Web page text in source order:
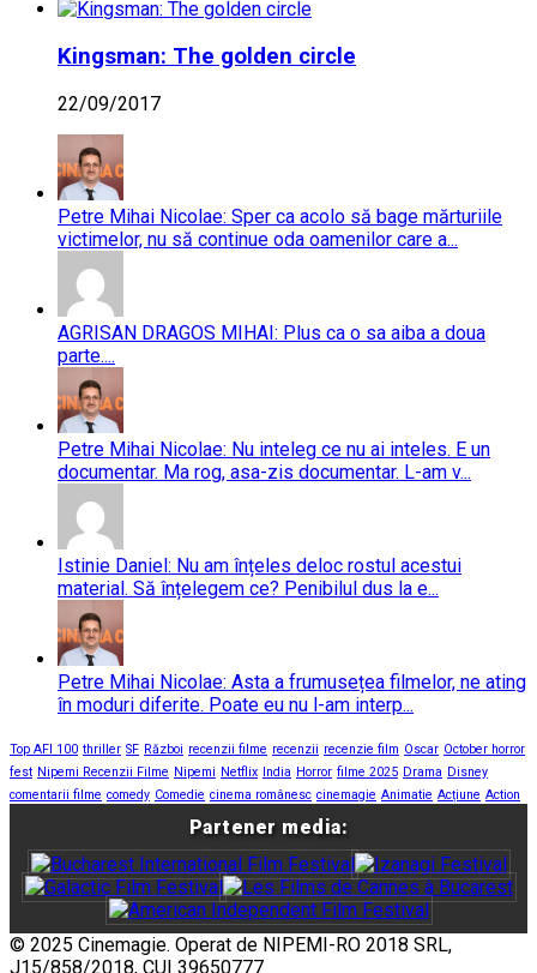
Kingsman: The golden circle
22/09/2017
Petre Mihai Nicolae: Sper ca acolo să bage mărturiile
victimelor, nu să continue oda oamenilor care a...
AGRISAN DRAGOS MIHAI: Plus ca o sa aiba a doua
parte....
Petre Mihai Nicolae: Nu inteleg ce nu ai inteles. E un
documentar. Ma rog, asa-zis documentar. L-am v...
Istinie Daniel: Nu am înțeles deloc rostul acestui
material. Să înțelegem ce? Penibilul dus la e...
Petre Mihai Nicolae: Asta a frumusețea filmelor, ne ating
în moduri diferite. Poate eu nu l-am interp...
Top AFI 100 thriller SF Război recenzii filme recenzii recenzie film Oscar October horror
fest Nipemi Recenzii Filme Nipemi Netflix India Horror filme 2025 Drama Disney
comentarii filme comedy Comedie cinema românesc cinemagie Animatie Acțiune Action
Partener media:
© 2025 Cinemagie. Operat de NIPEMI-RO 2018 SRL,
J15/858/2018, CUI 39650777